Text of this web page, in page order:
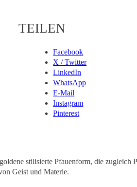
TEILEN
Facebook
X / Twitter
LinkedIn
WhatsApp
E-Mail
Instagram
Pinterest